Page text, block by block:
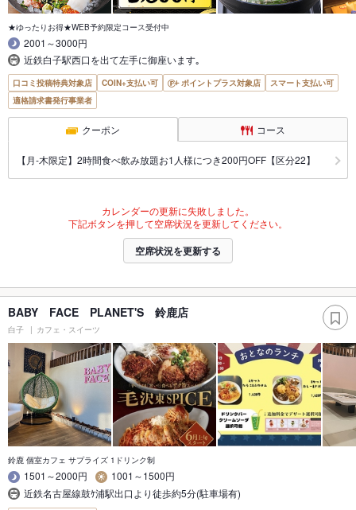
★ゆったりお得★WEB予約限定コース受付中
2001～3000円
近鉄白子駅西口を出て左手に御座います｡
口コミ投稿特典対象店 COIN+支払い可 ポイントプラス対象店
スマート支払い可
適格請求書発行事業者
クーポン コース
【月‐木限定】2時間食べ飲み放題お1人様につき200円OFF【区分22】
カレンダーの更新に失敗しました。
下記ボタンを押して空席状況を更新してください。
空席状況を更新する
BABY FACE PLANET'S 鈴鹿店
白子 カフェ・スイーツ
鈴鹿 個室カフェ サプライズ 1ドリンク制
1501～2000円
1001～1500円
近鉄名古屋線鼓ｹ浦駅出口より徒歩約5分(駐車場有)